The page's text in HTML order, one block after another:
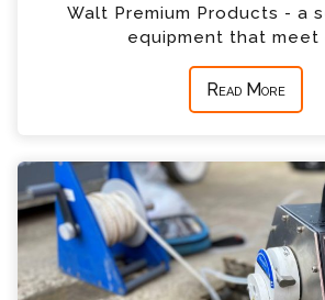
Walt Premium Products - a
equipment that meet
Read More